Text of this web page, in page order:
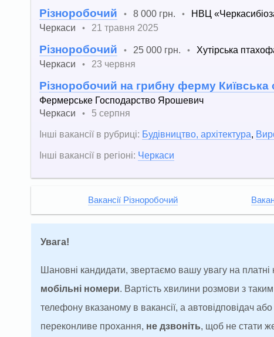
Різноробочий • 8 000 грн. •
НВЦ
Черкаси
• 21 травня 2025
Різноробочий • 25 000 грн. •
Хутірська
Черкаси
• 23 червня
Різноробочий на грибну ферму Київська
Фермерське Господарство Ярошевич
Черкаси
•
5 серпня
Інші вакансії в рубриці: Будівництво, архітектура,
Інші вакансії в регіоні: Черкаси
Вакансії Різноробочий
Увага!
Шановні кандидати, звертаємо вашу увагу на
мобільні номери. Вартість хвилини розмови з
телефону вказаному в вакансії, а автовідповідач
переконливе прохання, не дзвоніть, щоб не стати